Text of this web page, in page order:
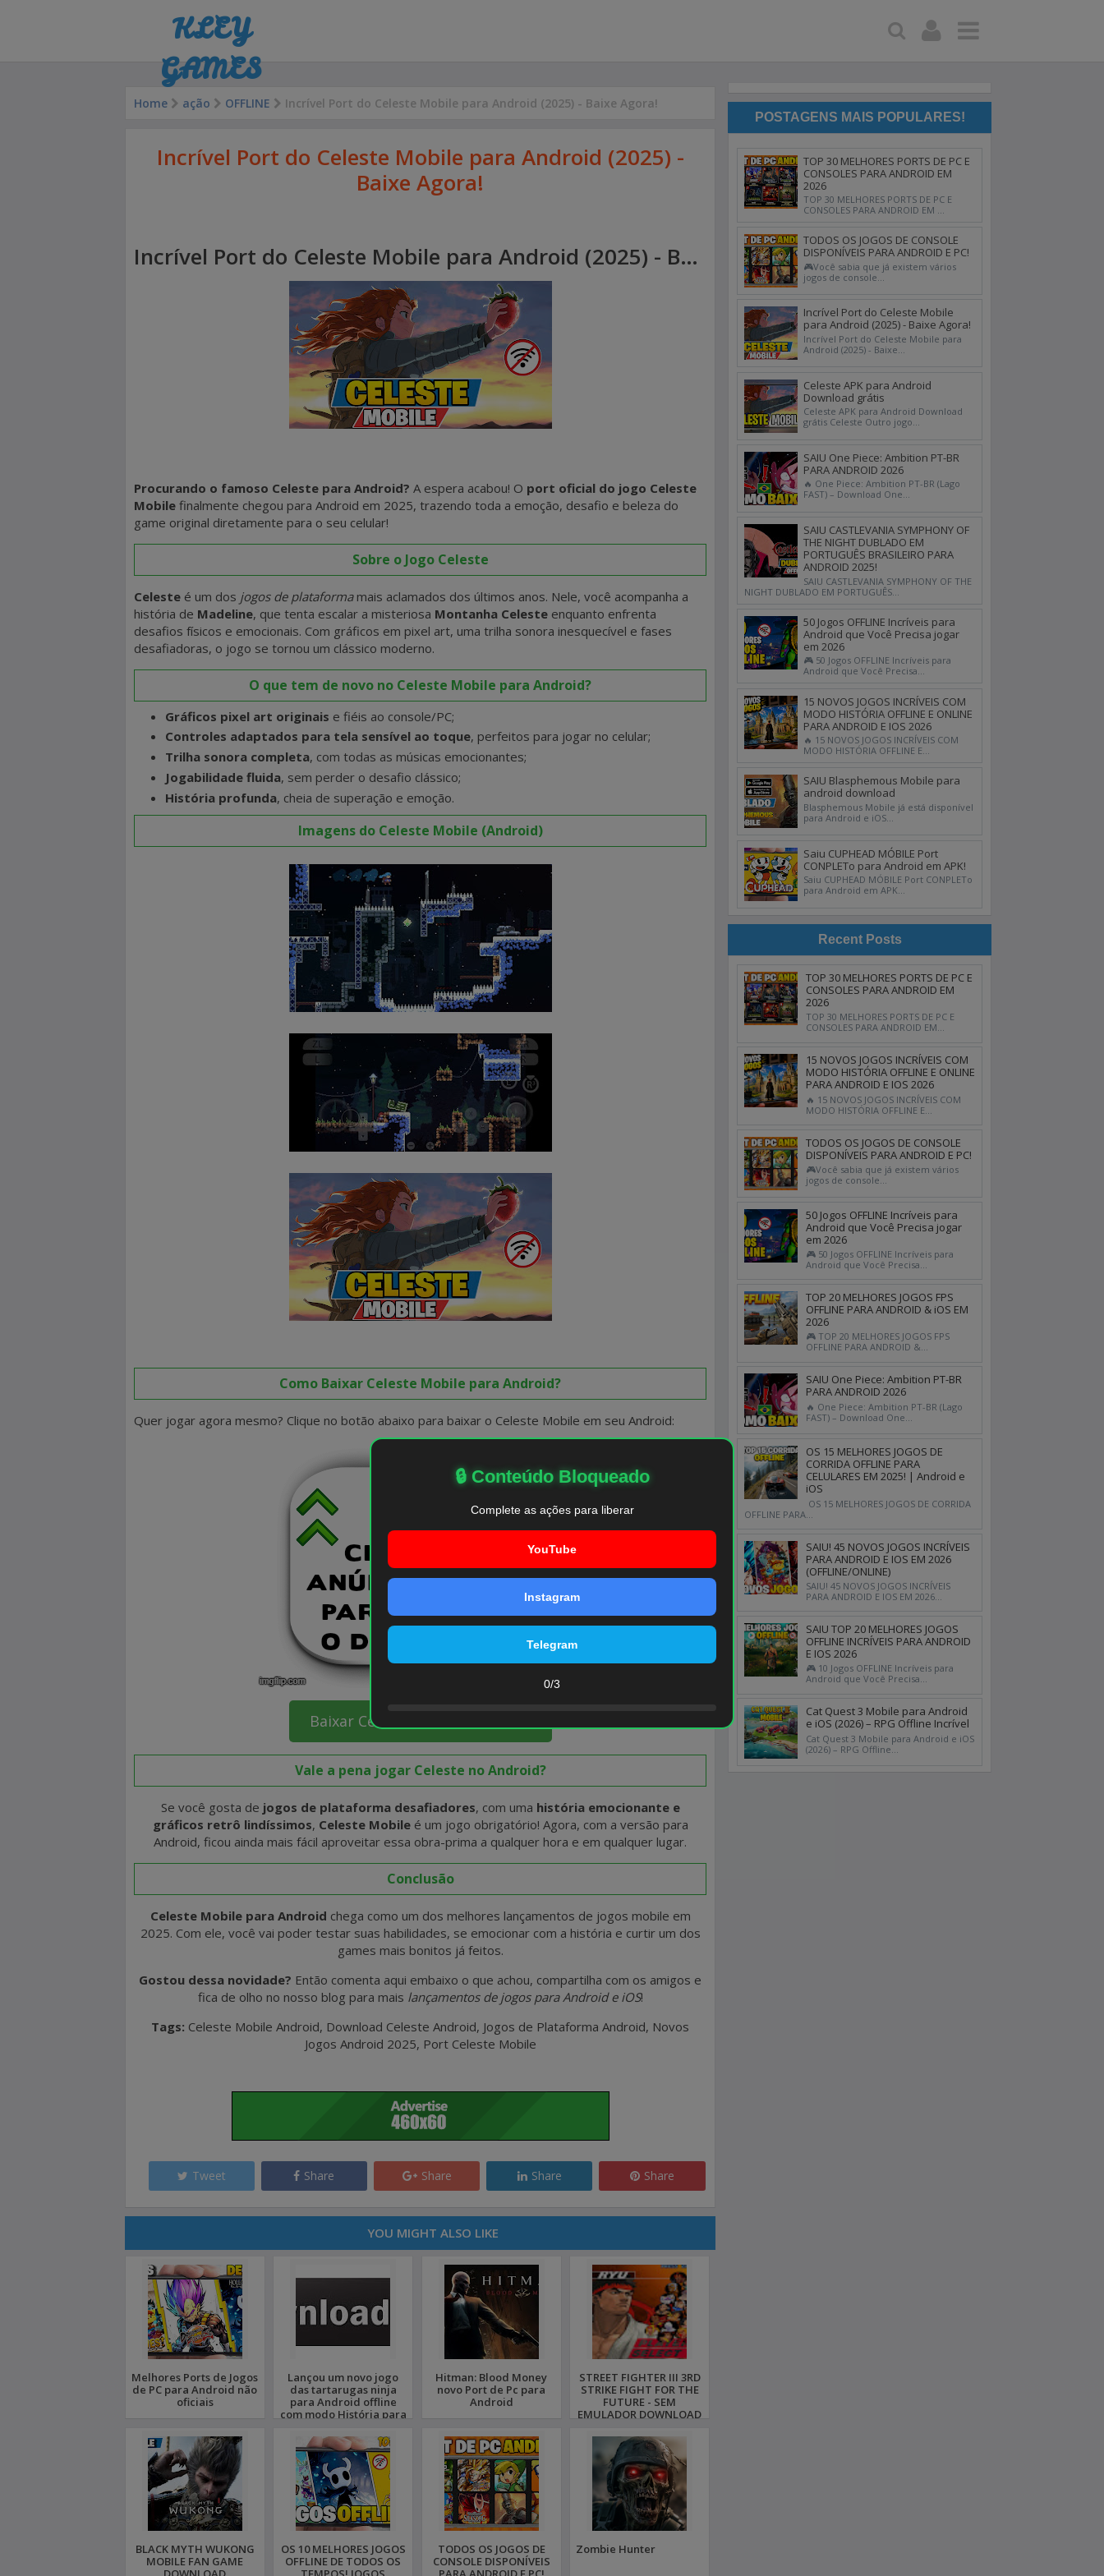
KLEY
GAMES
Home ação OFFLINE Incrível Port do Celeste Mobile para Android (2025) - Baixe Agora!
Incrível Port do Celeste Mobile para Android (2025) -
Baixe Agora!
Incrível Port do Celeste Mobile para Android (2025) - Baixe Agora!
Procurando o famoso Celeste para Android? A espera acabou! O port oficial do jogo Celeste
Mobile finalmente chegou para Android em 2025, trazendo toda a emoção, desafio e beleza do
game original diretamente para o seu celular!
Sobre o Jogo Celeste
Celeste é um dos jogos de plataformamais aclamados dos últimos anos. Nele, você acompanha a
história de Madeline, que tenta escalar a misteriosa Montanha Celeste enquanto enfrenta
desafios físicos e emocionais. Com gráficos em pixel art, uma trilha sonora inesquecível e fases
desafiadoras, o jogo se tornou um clássico moderno.
O que tem de novo no Celeste Mobile para Android?
Gráficos pixel art originais e fiéis ao console/PC;
Controles adaptados para tela sensível ao toque, perfeitos para jogar no celular;
Trilha sonora completa, com todas as músicas emocionantes;
Jogabilidade fluida, sem perder o desafio clássico;
História profunda, cheia de superação e emoção.
Imagens do Celeste Mobile (Android)
Como Baixar Celeste Mobile para Android?
Quer jogar agora mesmo? Clique no botão abaixo para baixar o Celeste Mobile em seu Android:
Baixar Celeste Mobile (Android)
Vale a pena jogar Celeste no Android?
Se você gosta de jogos de plataforma desafiadores, com uma história emocionante e
gráficos retrô lindíssimos, Celeste Mobileé um jogo obrigatório! Agora, com a versão para
Android, ficou ainda mais fácil aproveitar essa obra-prima a qualquer hora e em qualquer lugar.
Conclusão
Celeste Mobile para Android chega como um dos melhores lançamentos de jogos mobile em
2025. Com ele, você vai poder testar suas habilidades, se emocionar com a história e curtir um dos
games mais bonitos já feitos.
Gostou dessa novidade? Então comenta aqui embaixo o que achou, compartilha com os amigos e
fica de olho no nosso blog para mais lançamentos de jogos para Android e iOS!
Tags: Celeste Mobile Android, Download Celeste Android, Jogos de Plataforma Android, Novos
Jogos Android 2025, Port Celeste Mobile
Tweet Share Share Share Share
YOU MIGHT ALSO LIKE
Melhores Ports de Jogos
de PC para Android não
oficiais
Lançou um novo jogo
das tartarugas ninja
para Android offline
com modo História para
Hitman: Blood Money
novo Port de Pc para
Android
STREET FIGHTER III 3RD
STRIKE FIGHT FOR THE
FUTURE - SEM
EMULADOR DOWNLOAD
ANDROID
BLACK MYTH WUKONG
MOBILE FAN GAME
OS 10 MELHORES JOGOS
OFFLINE DE TODOS OS
TODOS OS JOGOS DE
CONSOLE DISPONÍVEIS
Zombie Hunter
POSTAGENS MAIS POPULARES!
TOP 30 MELHORES PORTS DE PC E
CONSOLES PARA ANDROID EM
2026
TOP 30 MELHORES PORTS DE PC E
CONSOLES PARA ANDROID EM ...
TODOS OS JOGOS DE CONSOLE
DISPONÍVEIS PARA ANDROID E PC!
🎮Você sabia que já existem vários
jogos de console...
Incrível Port do Celeste Mobile
para Android (2025) - Baixe Agora!
Incrível Port do Celeste Mobile para
Android (2025) - Baixe...
Celeste APK para Android
Download grátis
Celeste APK para Android Download
grátis Celeste Outro jogo...
SAIU One Piece: Ambition PT-BR
PARA ANDROID 2026
🔥 One Piece: Ambition PT-BR (Lago
FAST) – Download One...
SAIU CASTLEVANIA SYMPHONY OF
THE NIGHT DUBLADO EM
PORTUGUÊS BRASILEIRO PARA
ANDROID 2025!
SAIU CASTLEVANIA SYMPHONY OF THE
NIGHT DUBLADO EM PORTUGUÊS...
50 Jogos OFFLINE Incríveis para
Android que Você Precisa jogar
em 2026
🎮 50 Jogos OFFLINE Incríveis para
Android que Você Precisa...
15 NOVOS JOGOS INCRÍVEIS COM
MODO HISTÓRIA OFFLINE E ONLINE
PARA ANDROID E IOS 2026
🔥 15 NOVOS JOGOS INCRÍVEIS COM
MODO HISTÓRIA OFFLINE E...
SAIU Blasphemous Mobile para
android download
Blasphemous Mobile já está disponível
para Android e iOS...
Saiu CUPHEAD MÓBILE Port
CONPLETo para Android em APK!
Saiu CUPHEAD MÓBILE Port CONPLETo
para Android em APK...
Recent Posts
TOP 30 MELHORES PORTS DE PC E
CONSOLES PARA ANDROID EM
2026
TOP 30 MELHORES PORTS DE PC E
CONSOLES PARA ANDROID EM...
15 NOVOS JOGOS INCRÍVEIS COM
MODO HISTÓRIA OFFLINE E ONLINE
PARA ANDROID E IOS 2026
🔥 15 NOVOS JOGOS INCRÍVEIS COM
MODO HISTÓRIA OFFLINE E...
TODOS OS JOGOS DE CONSOLE
DISPONÍVEIS PARA ANDROID E PC!
🎮Você sabia que já existem vários
jogos de console...
50 Jogos OFFLINE Incríveis para
Android que Você Precisa jogar
em 2026
🎮 50 Jogos OFFLINE Incríveis para
Android que Você Precisa...
TOP 20 MELHORES JOGOS FPS
OFFLINE PARA ANDROID & iOS EM
2026
🎮 TOP 20 MELHORES JOGOS FPS
OFFLINE PARA ANDROID &...
SAIU One Piece: Ambition PT-BR
PARA ANDROID 2026
🔥 One Piece: Ambition PT-BR (Lago
FAST) – Download One...
OS 15 MELHORES JOGOS DE
CORRIDA OFFLINE PARA
CELULARES EM 2025! | Android e
iOS
OS 15 MELHORES JOGOS DE CORRIDA
OFFLINE PARA...
SAIU! 45 NOVOS JOGOS INCRÍVEIS
PARA ANDROID E IOS EM 2026
(OFFLINE/ONLINE)
SAIU! 45 NOVOS JOGOS INCRÍVEIS
PARA ANDROID E IOS EM 2026...
SAIU TOP 20 MELHORES JOGOS
OFFLINE INCRÍVEIS PARA ANDROID
E IOS 2026
🎮 10 Jogos OFFLINE Incríveis para
Android que Você Precisa...
Cat Quest 3 Mobile para Android
e iOS (2026) – RPG Offline Incrível
Cat Quest 3 Mobile para Android e iOS
(2026) – RPG Offline...
🔒 Conteúdo Bloqueado
Complete as ações para liberar
YouTube
Instagram
Telegram
0/3